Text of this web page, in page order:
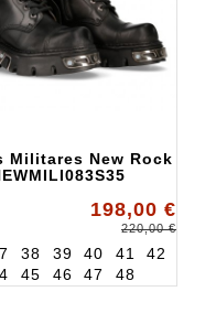
Militares New Rock
198,00 €
220,00 €
38 39 40 41
42
45 46 47 48